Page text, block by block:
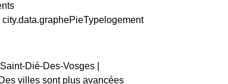
Dié-Des-Vosges |
villes sont plus avancées